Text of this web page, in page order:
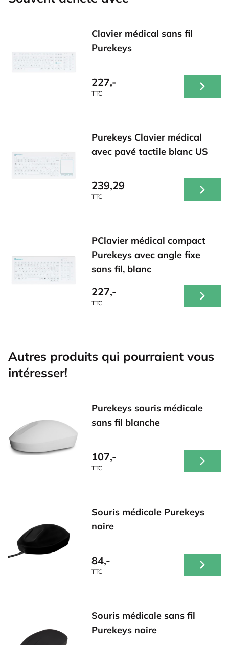
Clavier médical sans fil
Purekeys
227,-
TTC
Purekeys Clavier médical
avec pavé tactile blanc US
239,29
TTC
PClavier médical compact
Purekeys avec angle fixe
sans fil, blanc
227,-
TTC
Autres produits qui pourraient vous
intéresser!
Purekeys souris médicale
sans fil blanche
107,-
TTC
Souris médicale Purekeys
noire
84,-
TTC
Souris médicale sans fil
Purekeys noire